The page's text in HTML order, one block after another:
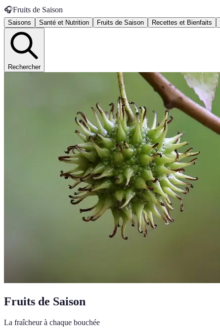
🎧Fruits de Saison
Saisons Santé et Nutrition Fruits de Saison Recettes et Bienfaits
Rechercher
Fruits de Saison
La fraîcheur à chaque bouchée